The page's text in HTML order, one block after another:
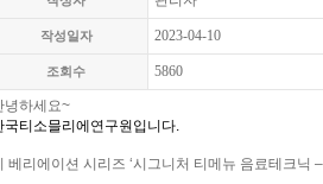
작성일자 2023-04-10
조회수 5860
녕하세요~
국티소믈리에연구원입니다.
베리에이션 시리즈 ‘시그니처 티메뉴 음료테크닉